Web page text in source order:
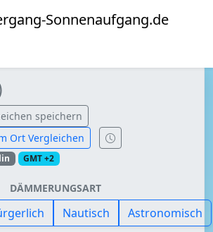
Sonnenaufgang.de
speichern
Ort Vergleichen
GMT +2
DÄMMERUNGSART
Nautisch Astronomisch